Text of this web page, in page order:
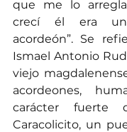
que me lo
crecí él era
acordeón”. Se
Ismael Antonio
viejo
acordeones,
carácter fuerte
Caracolicito, un